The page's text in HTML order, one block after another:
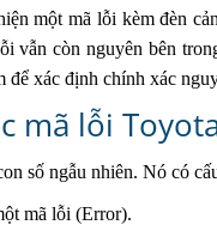
một mã lỗi kèm đèn
vẫn còn nguyên bên
xác định chính xác
mã lỗi
số ngẫu nhiên. Nó có
mã lỗi (Error).